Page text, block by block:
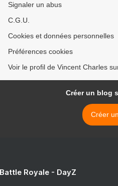
Signaler un abus
C.G.U.
Cookies et données personnelles
Préférences cookies
Voir le profil de Vincent Charles
Créer un blog
Créer
Royale - DayZ